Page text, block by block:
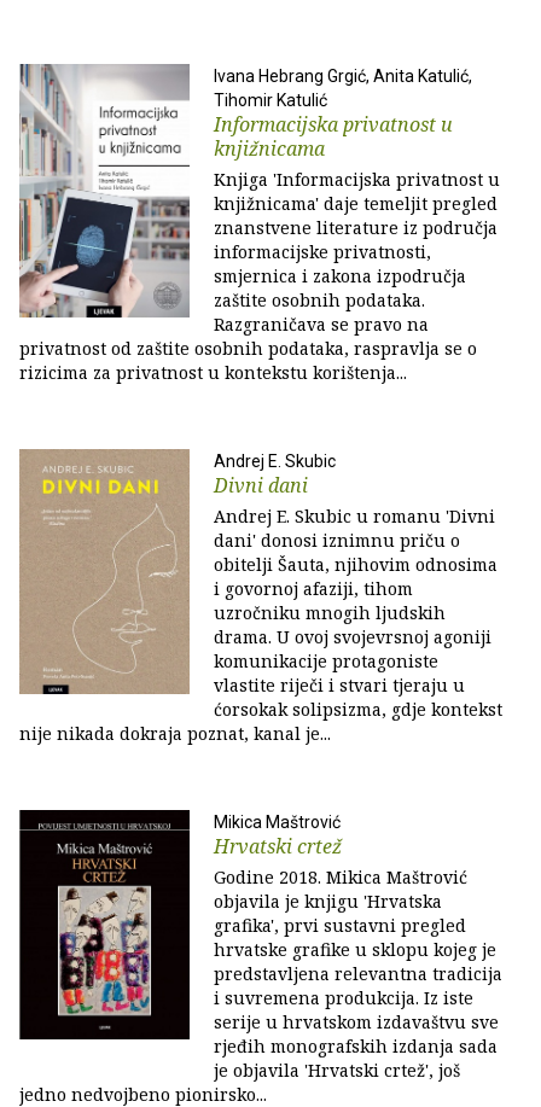
Ivana Hebrang Grgić, Anita Katulić,
Tihomir Katulić
Informacijska privatnost u
knjižnicama
Knjiga 'Informacijska privatnost u
knjižnicama' daje temeljit pregled
znanstvene literature iz područja
informacijske privatnosti,
smjernica i zakona izpodručja
zaštite osobnih podataka.
Razgraničava se pravo na
privatnost od zaštite osobnih podataka, raspravlja se o
rizicima za privatnost u kontekstu korištenja...
Andrej E. Skubic
Divni dani
Andrej E. Skubic u romanu 'Divni
dani' donosi iznimnu priču o
obitelji Šauta, njihovim odnosima
i govornoj afaziji, tihom
uzročniku mnogih ljudskih
drama. U ovoj svojevrsnoj agoniji
komunikacije protagoniste
vlastite riječi i stvari tjeraju u
ćorsokak solipsizma, gdje kontekst
nije nikada dokraja poznat, kanal je...
Mikica Maštrović
Hrvatski crtež
Godine 2018. Mikica Maštrović
objavila je knjigu 'Hrvatska
grafika', prvi sustavni pregled
hrvatske grafike u sklopu kojeg je
predstavljena relevantna tradicija
i suvremena produkcija. Iz iste
serije u hrvatskom izdavaštvu sve
rjeđih monografskih izdanja sada
je objavila 'Hrvatski crtež', još
jedno nedvojbeno pionirsko...